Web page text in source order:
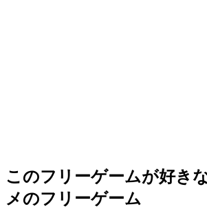
このフリーゲームが好き
メのフリーゲーム